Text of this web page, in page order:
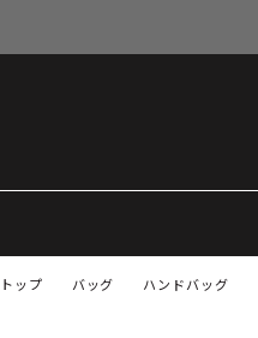
トップ バッグ ハンドバッグ